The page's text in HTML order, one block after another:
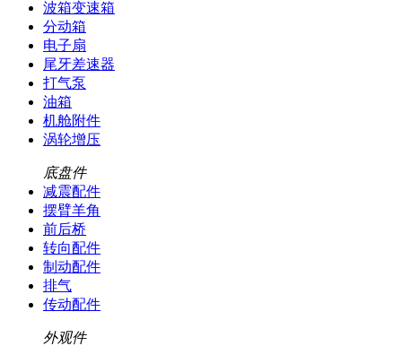
波箱变速箱
分动箱
电子扇
尾牙差速器
打气泵
油箱
机舱附件
涡轮增压
底盘件
减震配件
摆臂羊角
前后桥
转向配件
制动配件
排气
传动配件
外观件